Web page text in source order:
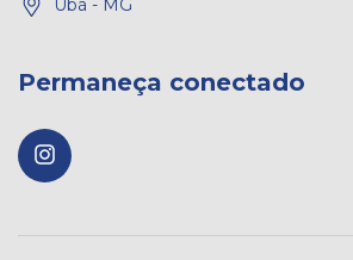
Ubá - MG
Permaneça conectado